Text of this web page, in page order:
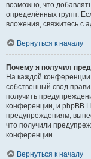
возможно, что
определённых групп.
вложения, свяжитесь с
Вернуться к началу
Почему я получил
На каждой
собственный свод
получить
конференции, и phpBB
предупреждениям,
что получили
конференции.
Вернуться к началу